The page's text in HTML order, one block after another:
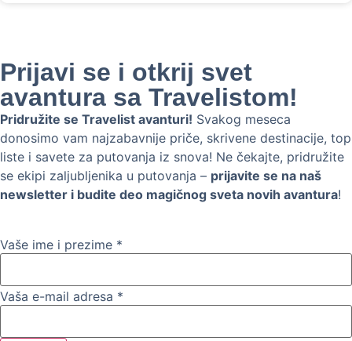
Prijavi se i otkrij svet
avantura sa Travelistom!
Pridružite se Travelist avanturi! Svakog meseca
donosimo vam najzabavnije priče, skrivene destinacije, top
liste i savete za putovanja iz snova! Ne čekajte, pridružite
se ekipi zaljubljenika u putovanja – prijavite se na naš
newsletter i budite deo magičnog sveta novih avantura!
Vaše ime i prezime *
Vaša e-mail adresa *